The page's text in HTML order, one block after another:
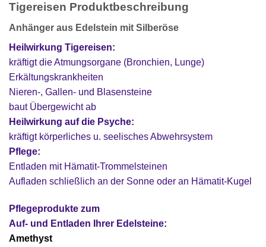
Tigereisen Produktbeschreibung
Anhänger aus Edelstein mit Silberöse
Heilwirkung Tigereisen:
kräftigt die Atmungsorgane (Bronchien, Lunge)
Erkältungskrankheiten
Nieren-, Gallen- und Blasensteine
baut Übergewicht ab
Heilwirkung auf die Psyche:
kräftigt körperliches u. seelisches Abwehrsystem
Pflege:
Entladen mit Hämatit-Trommelsteinen
Aufladen schließlich an der Sonne oder an Hämatit-Kugel
Pflegeprodukte zum
Auf- und Entladen Ihrer Edelsteine:
Amethyst